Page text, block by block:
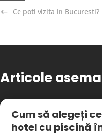
Ce poti vizita in Bucuresti?
Articole
Cum să alegeți
hotel cu piscină